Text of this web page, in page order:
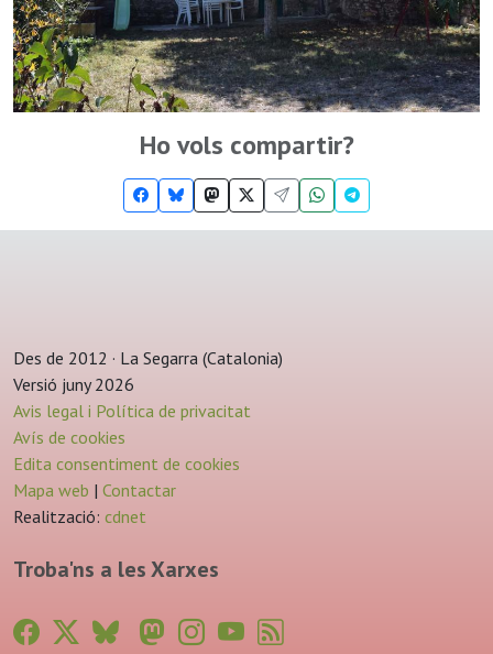
Ho vols compartir?
Des de 2012 · La Segarra (Catalonia)
Versió juny 2026
Avis legal i Política de privacitat
Avís de cookies
Edita consentiment de cookies
Mapa web | Contactar
Realització: cdnet
Troba'ns a les Xarxes